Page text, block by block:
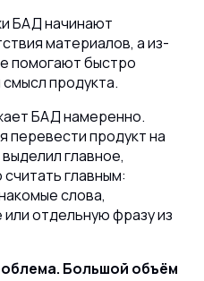
БАД начинают
материалов, а из-
помогают быстро
продукта.
БАД намеренно.
перевести продукт на
главное,
главным:
слова,
отдельную фразу из
Большой объём